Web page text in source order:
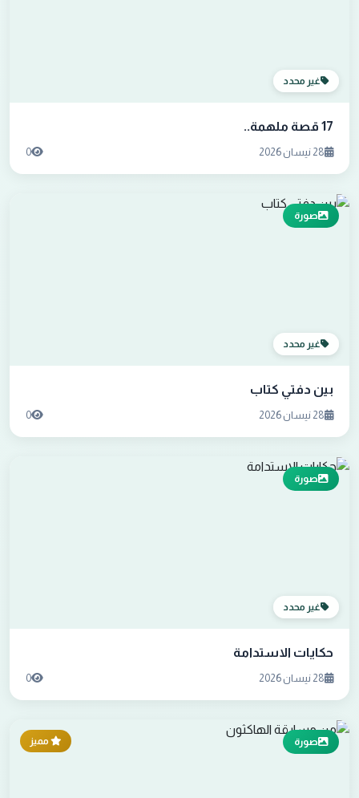
غير محدد
17 قصة ملهمة..
28 نيسان 2026 0
صورة
غير محدد
بين دفتي كتاب
28 نيسان 2026 0
صورة
غير محدد
حكايات الاستدامة
28 نيسان 2026 0
صورة مميز